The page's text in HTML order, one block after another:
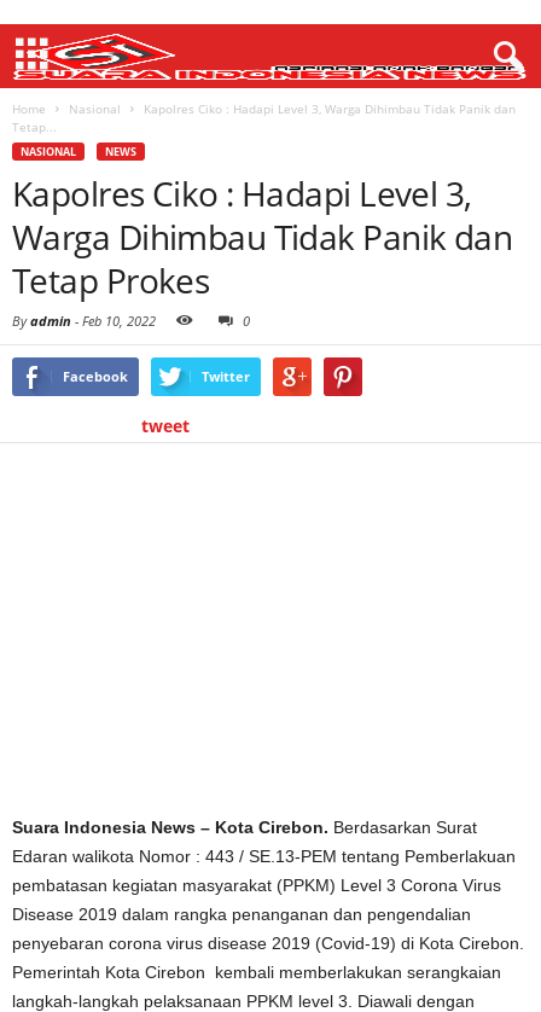
Home Nasional
Kapolres Ciko : Hadapi Level 3, Warga Dihimbau Tidak Panik dan
Tetap...
NASIONAL NEWS
Kapolres Ciko : Hadapi Level 3,
Warga Dihimbau Tidak Panik dan
Tetap Prokes
Byadmin - Feb 10, 2022 0
Facebook Twitter
tweet
Suara Indonesia News – Kota Cirebon. Berdasarkan Surat
Edaran walikota Nomor : 443 / SE.13-PEM tentang Pemberlakuan
pembatasan kegiatan masyarakat (PPKM) Level 3 Corona Virus
Disease 2019 dalam rangka penanganan dan pengendalian
penyebaran corona virus disease 2019 (Covid-19) di Kota Cirebon.
Pemerintah Kota Cirebon kembali memberlakukan serangkaian
langkah-langkah pelaksanaan PPKM level 3. Diawali dengan